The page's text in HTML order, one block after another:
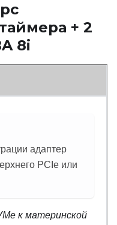
+ 2
8i
адаптер
PCIe или
к материнской